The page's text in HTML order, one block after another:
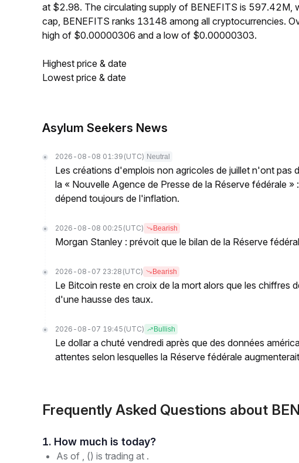
at $2.98. The circulating supply of BENEFITS is 597.42M,
cap, BENEFITS ranks 13148 among all cryptocurrencies.
high of $0.00000306 and a low of $0.00000303.
Highest price & date
Lowest price & date
Asylum Seekers News
2026-08-08 01:39 (UTC) Neutral
Les créations d'emplois non agricoles de juillet n'ont pas
la « Nouvelle Agence de Presse de la Réserve fédérale
dépend toujours de l'inflation.
2026-08-08 00:25 (UTC) Bearish
Morgan Stanley : prévoit que le bilan de la Réserve
2026-08-07 23:28 (UTC) Bearish
Le Bitcoin reste en croix de la mort alors que les chiffres
d'une hausse des taux.
2026-08-07 19:45 (UTC) Bullish
Le dollar a chuté vendredi après que des données
attentes selon lesquelles la Réserve fédérale
Frequently Asked Questions about
1. How much is today?
As of , () is trading at .